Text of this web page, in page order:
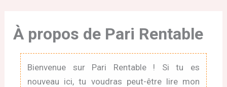
À propos de Pari Rentable
Bienvenue sur Pari Rentable ! Si tu es
nouveau ici, tu voudras peut-être lire mon